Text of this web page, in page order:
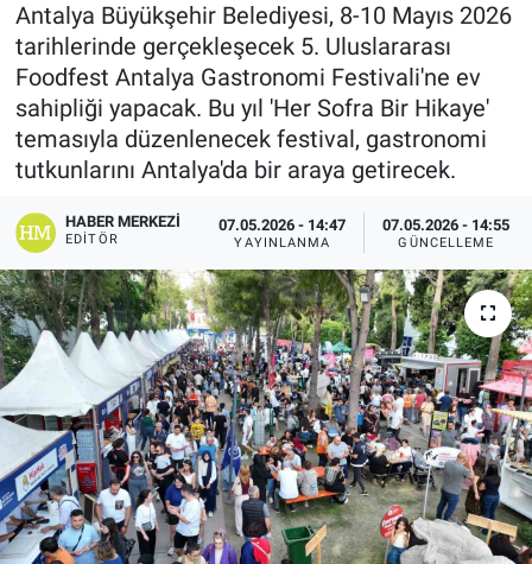
Antalya Büyükşehir Belediyesi, 8-10 Mayıs 2026
tarihlerinde gerçekleşecek 5. Uluslararası
Foodfest Antalya Gastronomi Festivali'ne ev
sahipliği yapacak. Bu yıl 'Her Sofra Bir Hikaye'
temasıyla düzenlenecek festival, gastronomi
tutkunlarını Antalya'da bir araya getirecek.
HABER MERKEZI
EDITÖR
07.05.2026 - 14:47
YAYINLANMA
07.05.2026 - 14:55
GÜNCELLEME